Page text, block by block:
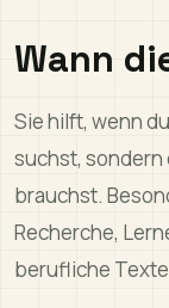
Wann
Sie hilft, wenn
suchst,
brauchst.
Recherche,
berufliche